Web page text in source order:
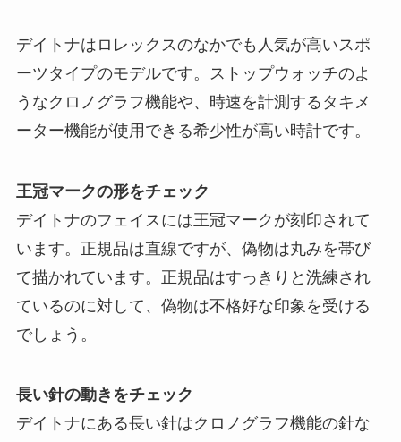
デイトナはロレックスのなかでも人気が高いスポ
ーツタイプのモデルです。ストップウォッチのよ
うなクロノグラフ機能や、時速を計測するタキメ
ーター機能が使用できる希少性が高い時計です。
王冠マークの形をチェック
デイトナのフェイスには王冠マークが刻印されて
います。正規品は直線ですが、偽物は丸みを帯び
て描かれています。正規品はすっきりと洗練され
ているのに対して、偽物は不格好な印象を受ける
でしょう。
長い針の動きをチェック
デイトナにある長い針はクロノグラフ機能の針な